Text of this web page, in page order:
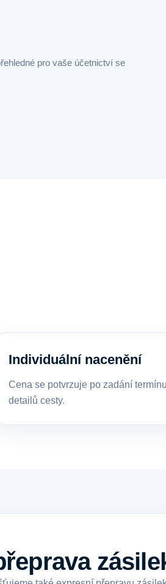
pro vaše účetnictví se
Individuální nacenění
Cena se potvrzuje po zadání
detailů cesty.